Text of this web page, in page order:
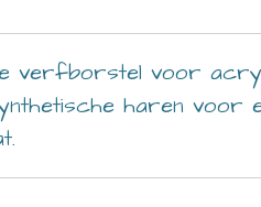
verfborstel voor
haren voor